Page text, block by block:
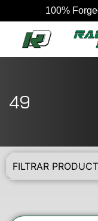
100%
49
FILTRAR